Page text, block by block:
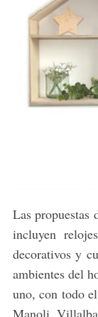
Las propuestas
incluyen
decorativos y
ambientes del
uno, con todo